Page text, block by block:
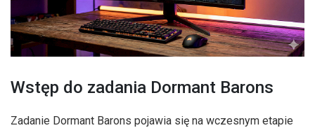
Wstęp do zadania Dormant Barons
Zadanie Dormant Barons pojawia się na wczesnym etapie